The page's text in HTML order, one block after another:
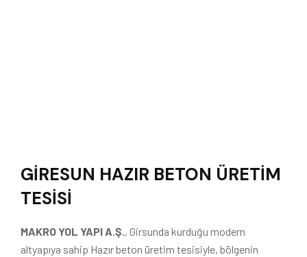
GİRESUN HAZIR BETON ÜRETİM
TESİSİ
MAKRO YOL YAPI A.Ş., Girsunda kurduğu modern
altyapıya sahip Hazır beton üretim tesisiyle, bölgenin